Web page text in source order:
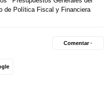
de Política Fiscal y Financiera
Comentar ·